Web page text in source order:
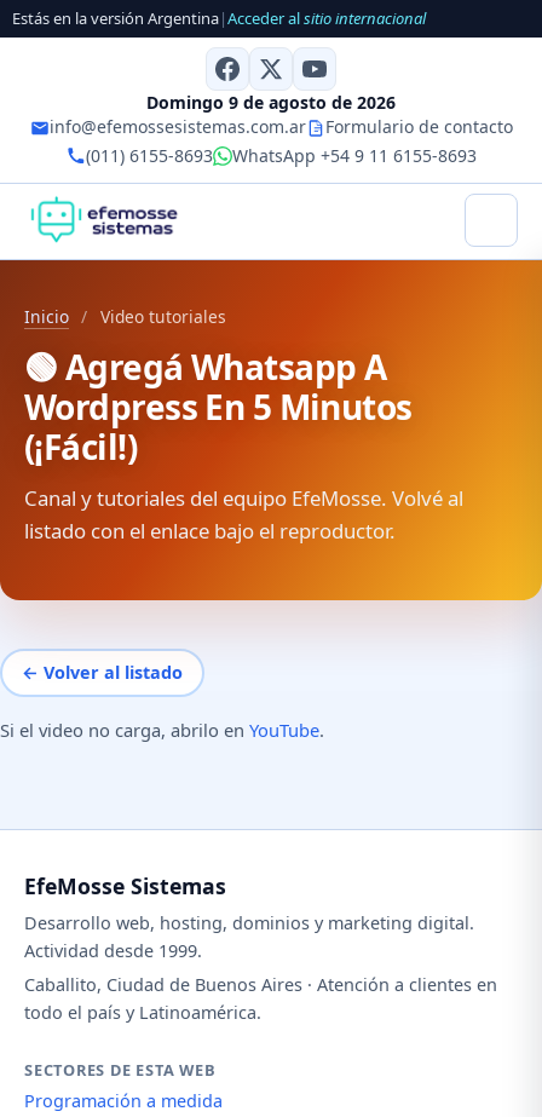
Estás en la versión Argentina|Acceder alsitio internacional
Domingo 9 de agosto de 2026
info@efemossesistemas.com.ar
Formulario de contacto
(011) 6155-8693
WhatsApp +54 9 11 6155-8693
Inicio / Video tutoriales
🟢 Agregá Whatsapp A
Wordpress En 5 Minutos
(¡Fácil!)
Canal y tutoriales del equipo EfeMosse. Volvé al
listado con el enlace bajo el reproductor.
← Volver al listado
Si el video no carga, abrilo en YouTube.
EfeMosse Sistemas
Desarrollo web, hosting, dominios y marketing digital.
Actividad desde 1999.
Caballito, Ciudad de Buenos Aires · Atención a clientes en
todo el país y Latinoamérica.
SECTORES DE ESTA WEB
Programación a medida